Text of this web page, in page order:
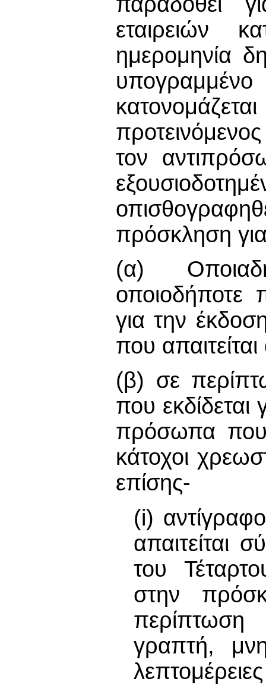
εταιρειών
ημερομηνία
τον
πρόσκληση
(α)
για την
που
(β) σε
που εκδίδεται
πρόσωπα που
κάτοχοι
επίσης-
(i)
του
στην
γραπτή,